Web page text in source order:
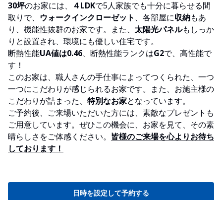
30坪のお家には、 ４LDKで5人家族でも十分に暮らせる間
取りで、 ウォークインクローゼット 、各部屋に収納もあ
り、機能性抜群のお家です。また、 太陽光パネルもしっか
りと設置され、環境にも優しい住宅です。
断熱性能UA値は0.46、断熱性能ランクはG2で、高性能で
す！
このお家は、職人さんの手仕事によってつくられた、一つ
一つにこだわりが感じられるお家です。また、お施主様の
こだわりが詰まった、 特別なお家となっています。
ご予約後、ご来場いただいた方には、素敵なプレゼントも
ご用意しています。ぜひこの機会に、お家を見て、その素
晴らしさをご体感ください。 皆様のご来場を心よりお待ち
しております！
日時を設定して予約する